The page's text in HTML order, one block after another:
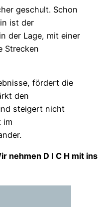
geschult. Schon
ist der
der Lage, mit einer
Strecken
fördert die
den
steigert nicht
im
nehmen D I C H mit